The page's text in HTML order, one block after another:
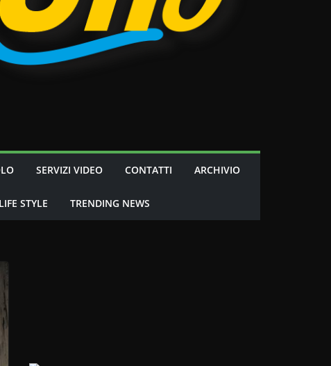
SERVIZI VIDEO CONTATTI ARCHIVIO
LIFE STYLE TRENDING NEWS